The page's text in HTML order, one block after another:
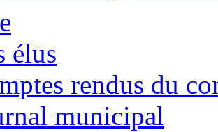
élus
rendus du
municipal